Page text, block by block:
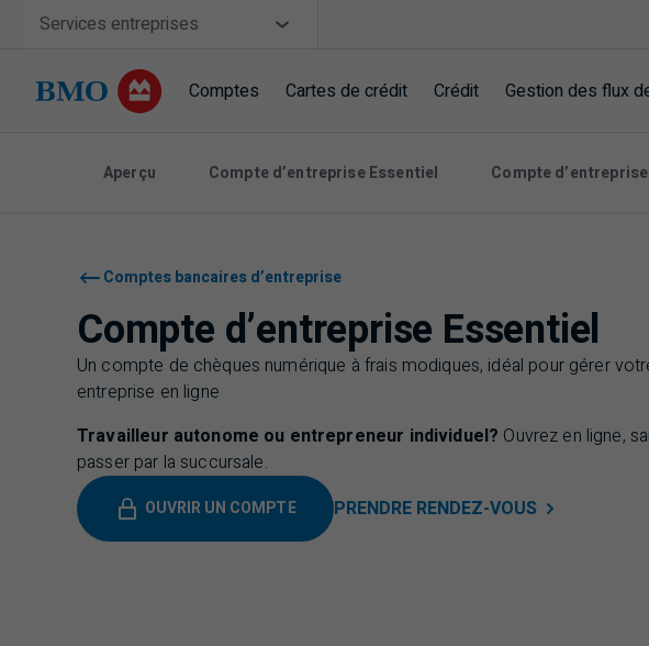
Sauter la navigation
Site Selector
Services entreprises
Comptes Cartes de crédit Crédit Gestion des flux
Aperçu Compte d’entreprise Essentiel Compte
Comptes bancaires d’entreprise
Compte d’entreprise Essentiel
Un compte de chèques numérique à frais modiques, idéal pour gérer
entreprise en ligne
Travailleur autonome ou entrepreneur individuel? Ouvrez en ligne,
passer par la succursale.
OUVRIR UN COMPTE PRENDRE RENDEZ-VOUS